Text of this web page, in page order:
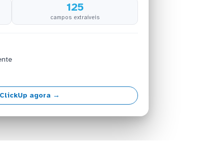
125
campos extraíveis
agora →